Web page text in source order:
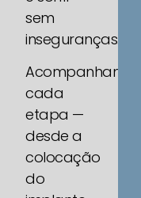
sem
inseguranças.
Acompanhamos
cada
etapa —
desde a
colocação
do